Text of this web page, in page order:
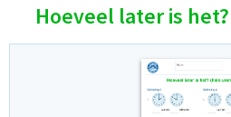
Hoeveel later is